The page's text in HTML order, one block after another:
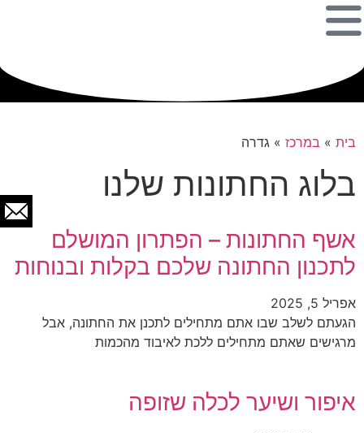
בית » במרכז » גדרה
בלוג החתונות שלנו
אשף החתונות – הפתרון המושלם
לתכנון החתונה שלכם בקלות ובנוחות
אפריל 5, 2025
הגעתם לשלב שבו אתם מתחילים לתכנן את החתונה, אבל
מרגישים שאתם מתחילים ללכת לאיבוד מהכמות
איפור ושיער לכלה שזופה